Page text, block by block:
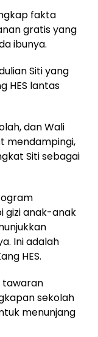
fakta
gratis yang
ibunya.
Siti yang
HES lantas
dan Wali
mendampingi,
Siti sebagai
gizi anak-anak
Ini adalah
HES.
tawaran
sekolah
menunjang